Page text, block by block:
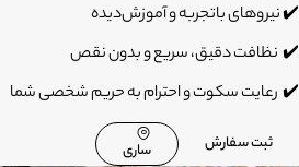
✔️نیروهای باتجربه و آموزش‌دیده
✔️ نظافت دقیق، سریع و بدون نقص
✔️ رعایت سکوت و احترام به حریم شخصی شما
ثبت سفارش ساری